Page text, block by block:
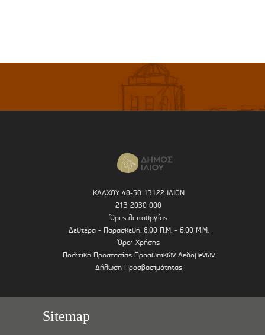
ΚΑΛΧΟΥ 48-50 13122 ΙΛΙΟΝ
213 2030 000
Ώρες λειτουργίας
Δευτέρα - Παρασκευή: 8.00 Π.Μ. - 6.00 Μ.Μ.
Όροι Χρήσης
Πολιτική Προστασίας Προσωπικών Δεδομένων
Δήλωση Προσβασιμότητας
Sitemap